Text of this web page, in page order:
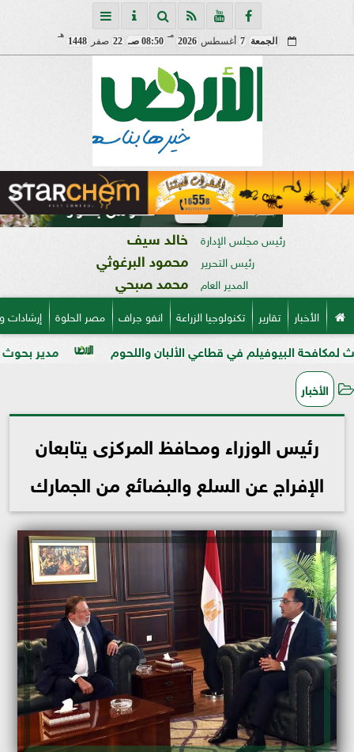
الجمعة 7 أغسطس 2026
مـ
08:50 صـ 22 صفر 1448
هـ
رئيس مجلس الإدارة خالد سيف
رئيس التحرير محمود البرغوثي
المدير العام محمد صبحي
الأخبار تقارير تكنولوجيا الزراعة انفو جراف مصر الحلوة
مدير بحوث أمراض في قطاعي الألبان واللحوم
الأخبار
رئيس الوزراء ومحافظ المركزى يتابعان
الإفراج عن السلع والبضائع من الجمارك